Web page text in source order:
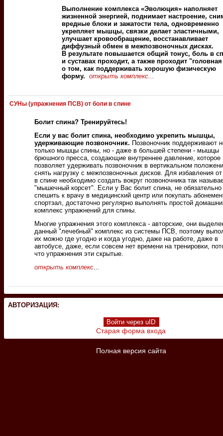
Выполнение комплекса «Эволюция» наполняет
жизненной энергией, поднимает настроение,
вредные блоки и зажатости тела, одновременно
укрепляет мышцы, связки делает эластичными,
улучшает кровообращение, восстанавливает
диффузный обмен в межпозвоночных дисках.
В результате повышается общий тонус, боль в
и суставах проходит, а также проходит
о том, как поддерживать хорошую физическую
форму. открыть комплекс...
СУНы (упражнения ПСВ) от боли в спине
Болит спина? Тренируйтесь!
Если у вас болит спина, необходимо укрепить мышцы,
удерживающие позвоночник. Позвоночник поддерживают
только мышцы спины, но - даже в большей степени - мышцы
брюшного пресса, создающие внутреннее давление, которое
позволяет удерживать позвоночник в вертикальном
снять нагрузку с межпозвоночных дисков. Для избавления
в спине необходимо создать вокруг позвоночника так
"мышечный корсет". Если у Вас болит спина, не обязательно
спешить к врачу в медицинский центр или покупать
спортзал, достаточно регулярно выполнять простой
комплекс упражнений для спины.
Многие упражнения этого комплекса - авторские, они
данный "лечебный" комплекс из системы ПСВ, поэтому
их можно где угодно и когда угодно, даже на работе, даже в
автобусе, даже, если совсем нет времени на тренировки,
что упражнения эти скрытые.
открыть комплекс...
АВТОРИЗАЦИЯ:
Войти через uID
Старая форма входа
Полная версия сайта